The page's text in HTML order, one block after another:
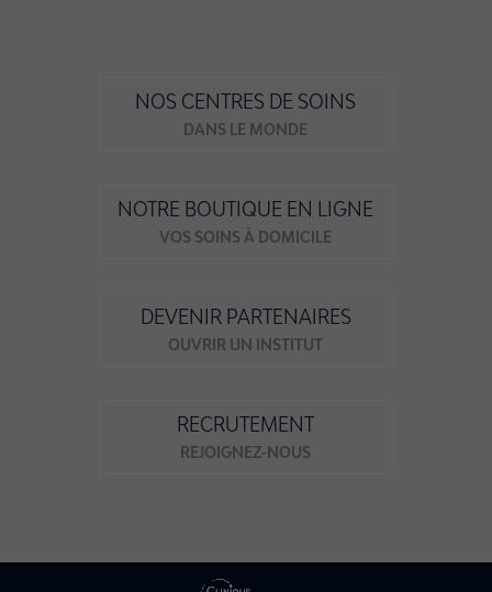
NOS CENTRES DE SOINS
DANS LE MONDE
NOTRE BOUTIQUE EN LIGNE
VOS SOINS À DOMICILE
DEVENIR PARTENAIRES
OUVRIR UN INSTITUT
RECRUTEMENT
REJOIGNEZ-NOUS